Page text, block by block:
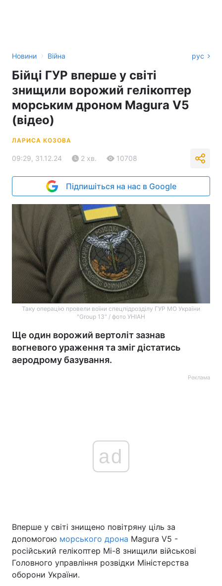
Новини › Війна рус
Бійці ГУР вперше у світі
знищили ворожий гелікоптер
морським дроном Magura V5
(відео)
ЛАРИСА КОЗОВА
09:29, 31.12.24 2 хв. 10708
Підпишіться на нас в Google
Таку операцію провели воїни спецпідрозділу ГУР МО України
"Group 13" / фото УНІАН
Ще один ворожий вертоліт зазнав
вогневого ураження та зміг дістатись
аеродрому базування.
Реклама
ad
Вперше у світі знищено повітряну ціль за
допомогою морського дрона Magura V5 -
російський гелікоптер Мі-8 знищили військові
Головного управління розвідки Міністерства
оборони України.